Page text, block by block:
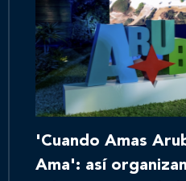
'Cuando Amas
Ama': así